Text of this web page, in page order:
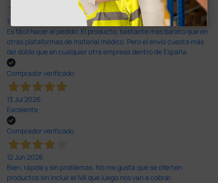
13 Jul 2026
Es fácil hacer el pedido. El producto, bastante mas barato que en
otras plataformas de material médico. Pero el envío cuesta más
del doble que en cualquier otra empresa dentro de España.
Comprador verificado
13 Jul 2026
Excelente
Comprador verificado
12 Jun 2026
Bien, rápida y sin problemas. No me gusta que se oferten
productos sin incluir el IVA que luego nos van a cobrar.